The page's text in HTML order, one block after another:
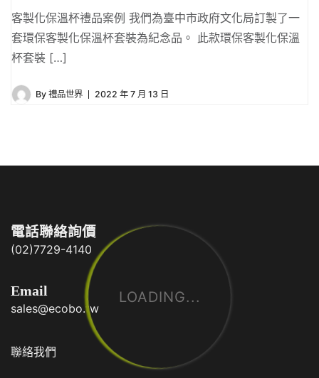
LOADING...
客製化保溫杯禮品案例 我們為臺中市政府文化局訂製了一
套環保客製化保溫杯套裝為紀念品。 此款環保客製化保溫
杯套裝 […]
By 禮品世界 2022 年 7 月 13 日
電話聯絡詢價
(02)7729-4140
Email
sales@ecobo.tw
聯絡我們